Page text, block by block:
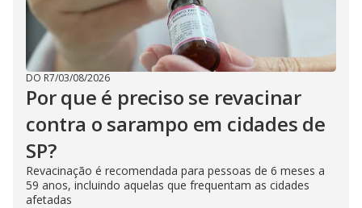
DO R7/03/08/2026
Por que é preciso se revacinar
contra o sarampo em cidades de
SP?
Revacinação é recomendada para pessoas de 6 meses a
59 anos, incluindo aquelas que frequentam as cidades
afetadas